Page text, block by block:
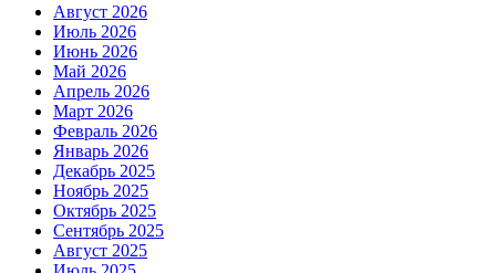
Август 2026
Июль 2026
Июнь 2026
Май 2026
Апрель 2026
Март 2026
Февраль 2026
Январь 2026
Декабрь 2025
Ноябрь 2025
Октябрь 2025
Сентябрь 2025
Август 2025